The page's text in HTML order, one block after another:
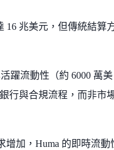
16 兆美元，但傳統結算
躍流動性（約 6000 萬美
行與合規流程，而非市
增加，Huma 的即時流動